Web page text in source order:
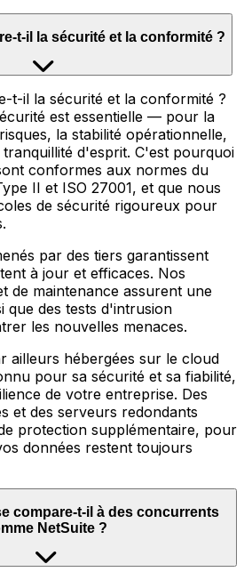
t-il la sécurité et la conformité ?
t-il la sécurité et la conformité ?
est essentielle — pour la
la stabilité opérationnelle,
d'esprit. C'est pourquoi
conformes aux normes du
II et ISO 27001, et que nous
de sécurité rigoureux pour
par des tiers garantissent
à jour et efficaces. Nos
de maintenance assurent une
que des tests d'intrusion
les nouvelles menaces.
ailleurs hébergées sur le cloud
pour sa sécurité et sa fiabilité,
de votre entreprise. Des
et des serveurs redondants
protection supplémentaire, pour
données restent toujours
compare-t-il à des concurrents
NetSuite ?